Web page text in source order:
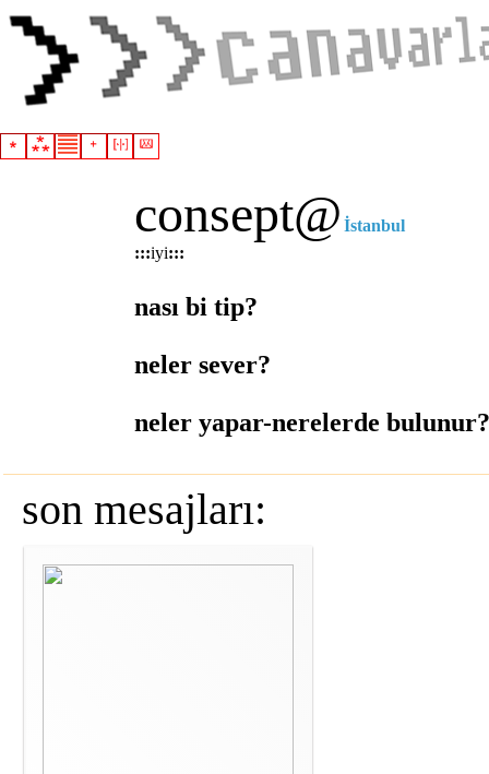
consept@ İstanbul
:::iyi:::
nası bi tip?
neler sever?
neler yapar-nerelerde bulunur?
son mesajları: